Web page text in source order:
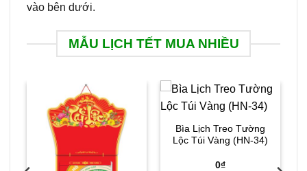
vào bên dưới.
MẪU LỊCH TẾT MUA NHIỀU
Bìa Lịch Treo Tường
Lộc Túi Vàng (HN-34)
0₫